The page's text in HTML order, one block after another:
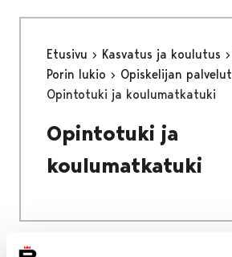
Etusivu Kasvatus ja koulutus
Porin lukio
Opiskelijan palvelut
Opintotuki ja koulumatkatuki
Opintotuki ja
koulumatkatuki